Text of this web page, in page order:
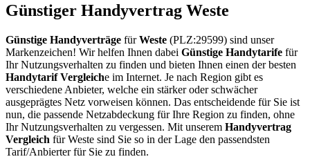
Günstiger Handyvertrag Weste
Günstige Handyverträge fürWeste (PLZ:29599) sind unser
Markenzeichen! Wir helfen Ihnen dabei Günstige Handytarife für
Ihr Nutzungsverhalten zu finden und bieten Ihnen einen der besten
Handytarif Vergleiche im Internet. Je nach Region gibt es
verschiedene Anbieter, welche ein stärker oder schwächer
ausgeprägtes Netz vorweisen können. Das entscheidende für Sie ist
nun, die passende Netzabdeckung für Ihre Region zu finden, ohne
Ihr Nutzungsverhalten zu vergessen. Mit unserem Handyvertrag
Vergleich für Weste sind Sie so in der Lage den passendsten
Tarif/Anbierter für Sie zu finden.